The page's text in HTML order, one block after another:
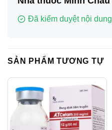
Đã kiểm duyệt nội dung
SẢN PHẨM TƯƠNG TỰ